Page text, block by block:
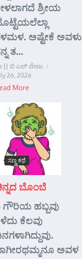
ಶ್ರೀಯ
ಅಷ್ಟೇಕೆ ಅವಳು
ತ...
|| ಬಿ ಎಲ್ ವೇಣು
26, 2026
More
ಸಣ್ಣ ಕಥೆ
ಬೊಂಬೆ
ಗೌರಿಯ ಹಬ್ಬವು
ಕೆಲವು
ಅವಳ